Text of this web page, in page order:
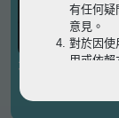
有關凶宅
有任何疑
意見。
對於因使
用或依